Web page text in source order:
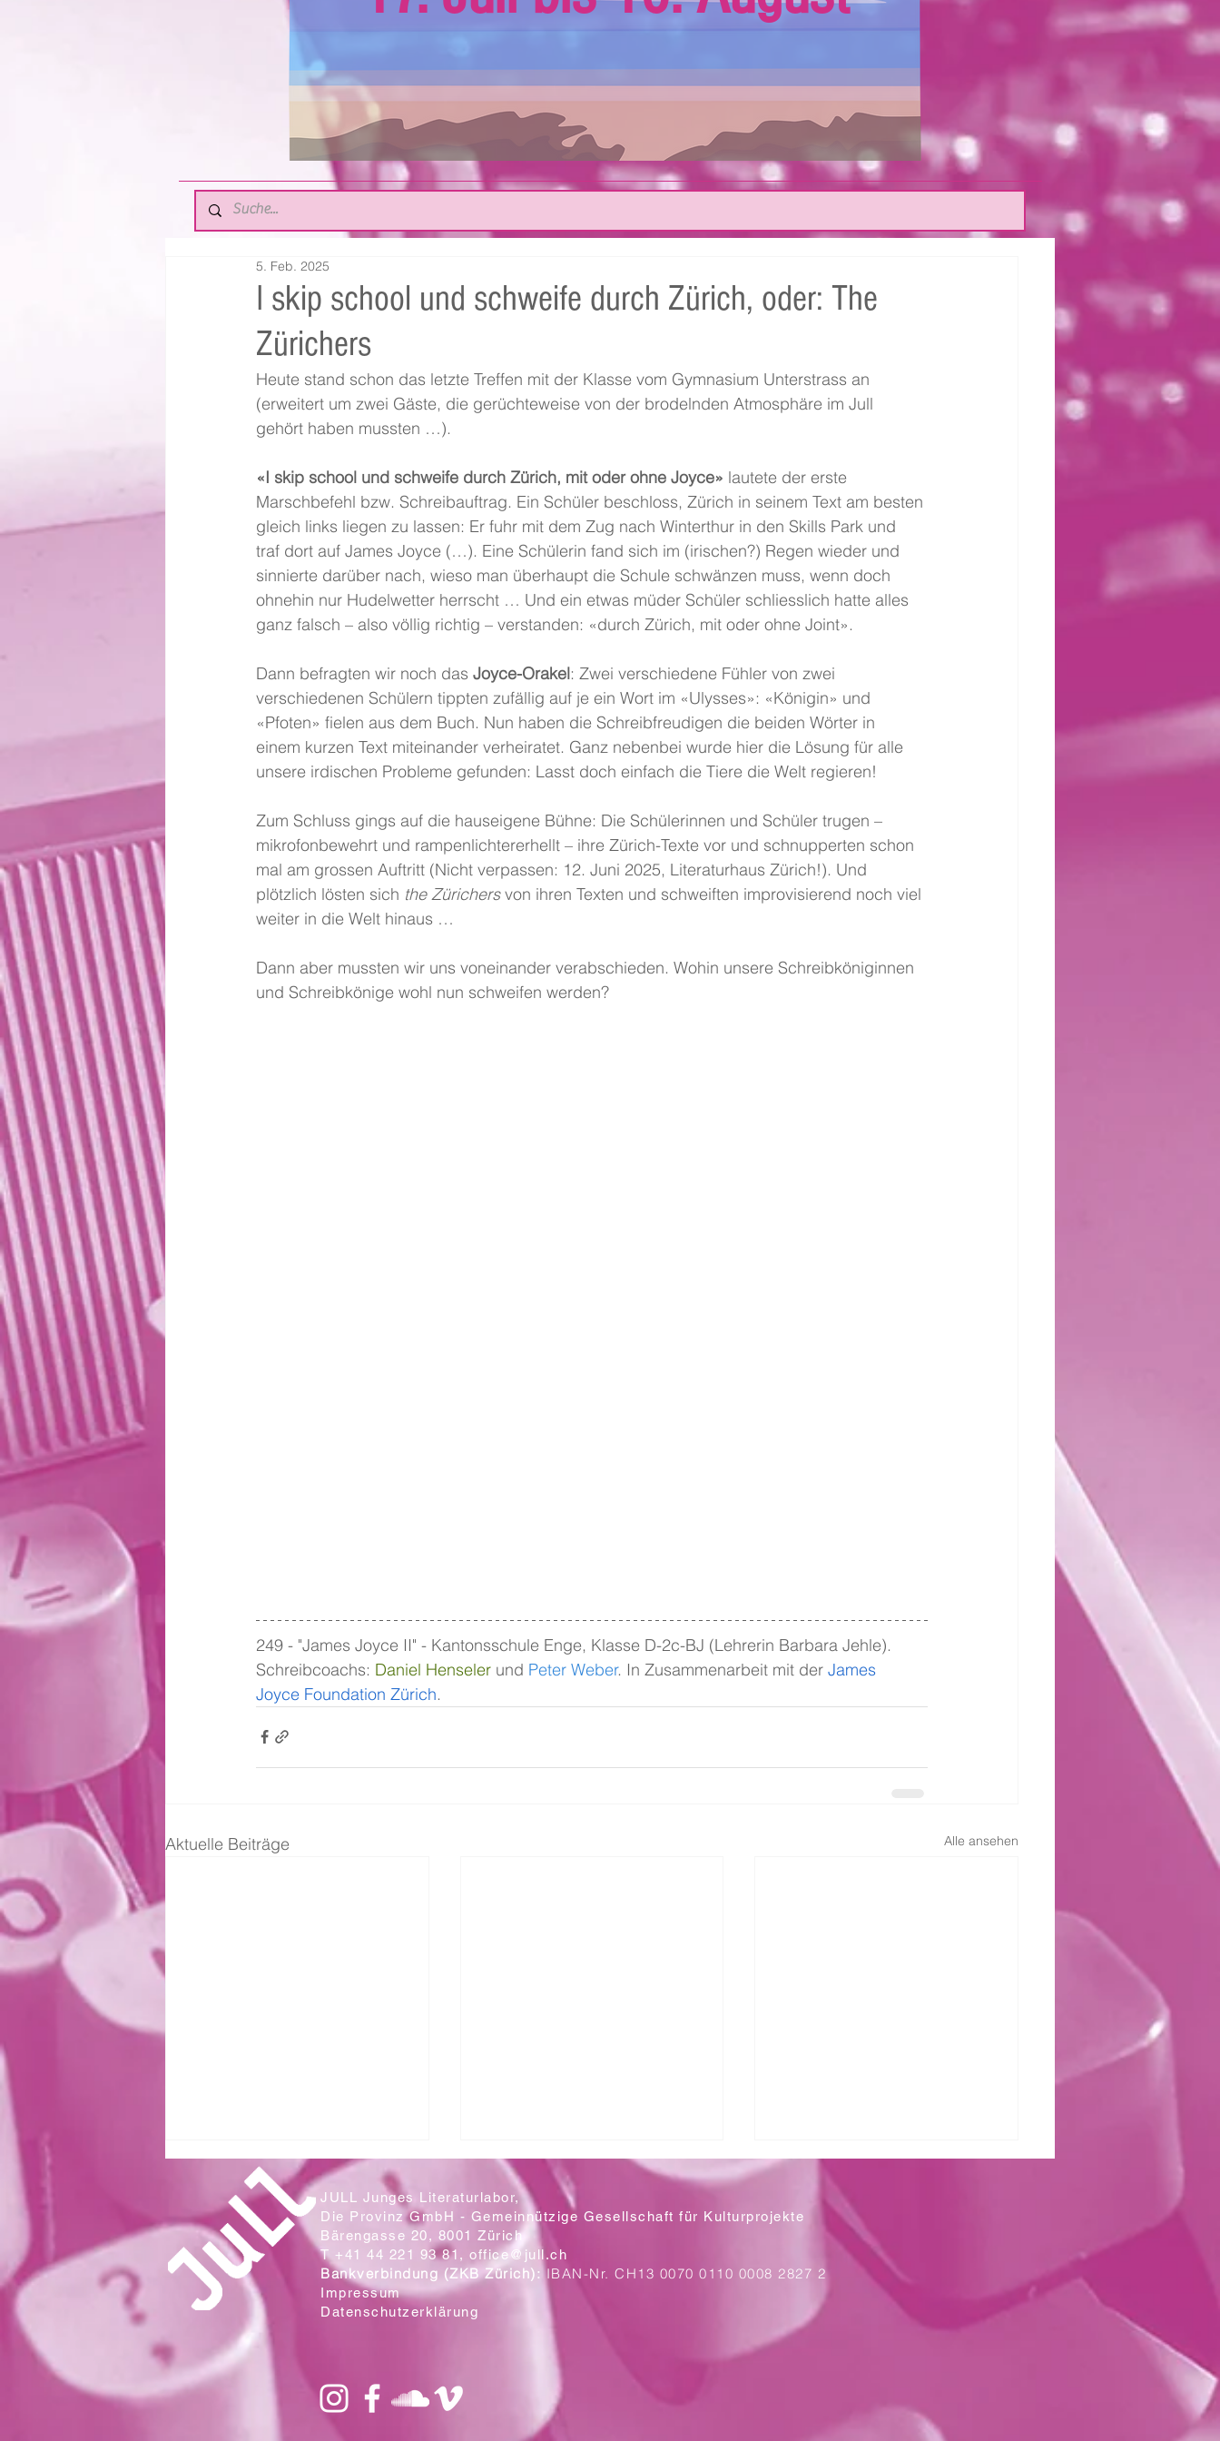
I skip school und schweife durch Zürich, oder: The
Zürichers
5. Feb. 2025
Heute stand schon das letzte Treffen mit der Klasse vom Gymnasium Unterstrass an
(erweitert um zwei Gäste, die gerüchteweise von der brodelnden Atmosphäre im Jull
gehört haben mussten …).
«I skip school und schweife durch Zürich, mit oder ohne Joyce» lautete der erste
Marschbefehl bzw. Schreibauftrag. Ein Schüler beschloss, Zürich in seinem Text am besten
gleich links liegen zu lassen: Er fuhr mit dem Zug nach Winterthur in den Skills Park und
traf dort auf James Joyce (…). Eine Schülerin fand sich im (irischen?) Regen wieder und
sinnierte darüber nach, wieso man überhaupt die Schule schwänzen muss, wenn doch
ohnehin nur Hudelwetter herrscht … Und ein etwas müder Schüler schliesslich hatte alles
ganz falsch – also völlig richtig – verstanden: «durch Zürich, mit oder ohne Joint».
Dann befragten wir noch das Joyce-Orakel: Zwei verschiedene Fühler von zwei
verschiedenen Schülern tippten zufällig auf je ein Wort im «Ulysses»: «Königin» und
«Pfoten» fielen aus dem Buch. Nun haben die Schreibfreudigen die beiden Wörter in
einem kurzen Text miteinander verheiratet. Ganz nebenbei wurde hier die Lösung für alle
unsere irdischen Probleme gefunden: Lasst doch einfach die Tiere die Welt regieren!
Zum Schluss gings auf die hauseigene Bühne: Die Schülerinnen und Schüler trugen –
mikrofonbewehrt und rampenlichtererhellt – ihre Zürich-Texte vor und schnupperten schon
mal am grossen Auftritt (Nicht verpassen: 12. Juni 2025, Literaturhaus Zürich!). Und
plötzlich lösten sich the Zürichers von ihren Texten und schweiften improvisierend noch viel
weiter in die Welt hinaus …
Dann aber mussten wir uns voneinander verabschieden. Wohin unsere Schreibköniginnen
und Schreibkönige wohl nun schweifen werden?
249 - "James Joyce II" - Kantonsschule Enge, Klasse D-2c-BJ (Lehrerin Barbara Jehle).
Schreibcoachs: Daniel Henseler und Peter Weber. In Zusammenarbeit mit der James
Joyce Foundation Zürich.
Aktuelle Beiträge Alle ansehen
Zwei Klassen aus der Sek. Wallrüti
lesen in der Campo Cantina
Ein Blick auf die neuen Plakate
Mit letzter Kraft
JULL Junges Literaturlabor,
Die Provinz GmbH - Gemeinnützige Gesellschaft für Kulturprojekte
Bärengasse 20, 8001 Zürich
T +41 44 221 93 81, office@jull.ch
Bankverbindung (ZKB Zürich):IBAN-Nr. CH13 0070 0110 0008 2827 2
Impressum
Datenschutzerklärung